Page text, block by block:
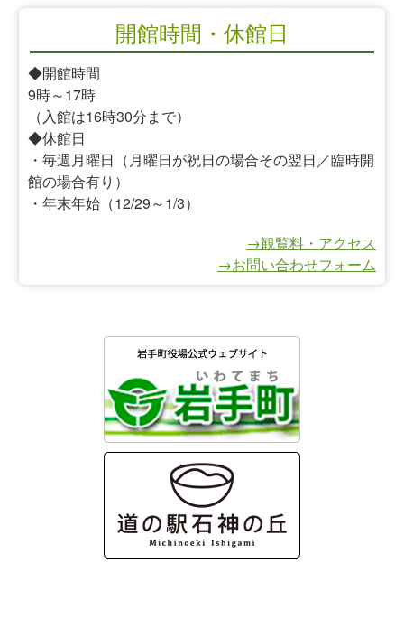
開館時間・休館日
◆開館時間
9時～17時
（入館は16時30分まで）
◆休館日
・毎週月曜日（月曜日が祝日の場合その翌日／臨時開
館の場合有り）
・年末年始（12/29～1/3）
→観覧料・アクセス
→お問い合わせフォーム